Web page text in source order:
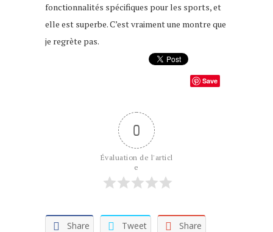
fonctionnalités spécifiques pour les sports, et
elle est superbe. C’est vraiment une montre que
je regrète pas.
Save
0
Évaluation de l'articl
e
Share Tweet Share